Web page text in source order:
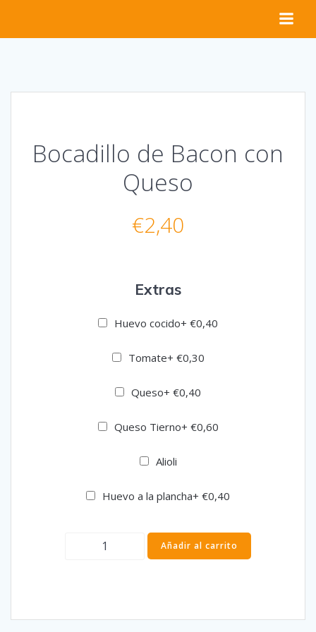
contenido
Bocadillo de Bacon con
Queso
€2,40
Extras
Huevo cocido+ €0,40
Tomate+ €0,30
Queso+ €0,40
Queso Tierno+ €0,60
Alioli
Huevo a la plancha+ €0,40
Bocadillo
Añadir al carrito